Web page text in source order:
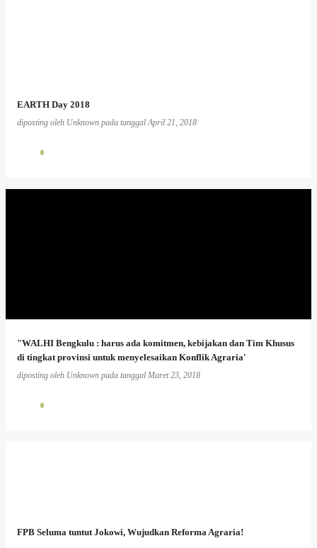
EARTH Day 2018
diposting oleh Unknown pada tanggalApril 21, 2018
0
"WALHI Bengkulu : harus ada komitmen, kebijakan dan Tim Khusus
di tingkat provinsi untuk menyelesaikan Konflik Agraria'
diposting oleh Unknown pada tanggal Maret 23, 2018
0
FPB Seluma tuntut Jokowi, Wujudkan Reforma Agraria!